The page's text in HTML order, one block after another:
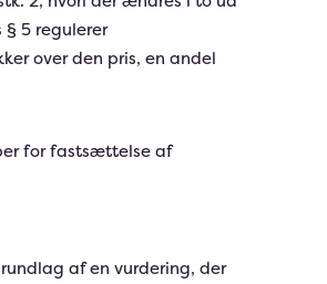
5 regulerer
over den pris, en andel
for fastsættelse af
af en vurdering, der